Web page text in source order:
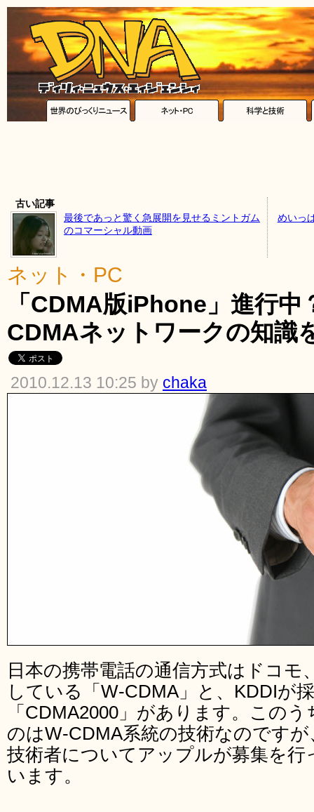
古い記事
最後であっと驚く急展開を見せるミントガム
のコマーシャル動画
めいっ
ネット・PC
「CDMA版iPhone」進行
CDMAネットワークの知識
2010.12.13 10:25 by chaka
日本の携帯電話の通信方式はドコモ
している「W-CDMA」と、KDDIが
「CDMA2000」があります。この
のはW-CDMA系統の技術なのです
技術者についてアップルが募集を行
います。